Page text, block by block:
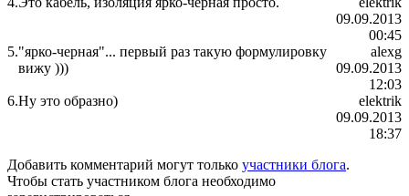
09.09.2013
00:45
5."ярко-черная"... первый раз такую формулировку
вижу )))
alexg
09.09.2013
12:03
6.Ну это образно)
elektrik
09.09.2013
18:37
Добавить комментарий могут только участники блога.
Чтобы стать участником блога необходимо